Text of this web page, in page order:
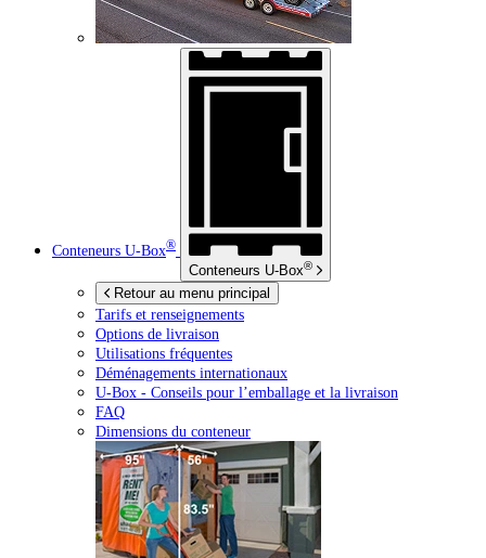
Conteneurs U-Box®
Conteneurs U-Box®
Retour au menu principal
Tarifs et renseignements
Options de livraison
Utilisations fréquentes
Déménagements internationaux
U-Box - Conseils pour l’emballage et la livraison
FAQ
Dimensions du conteneur